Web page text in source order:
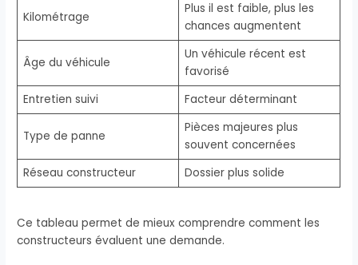
Kilométrage
Plus il est faible, plus les
chances augmentent
Âge du véhicule
Un véhicule récent est
favorisé
Entretien suivi
Facteur déterminant
Type de panne
Pièces majeures plus
souvent concernées
Réseau constructeur
Dossier plus solide
Ce tableau permet de mieux comprendre comment les
constructeurs évaluent une demande.